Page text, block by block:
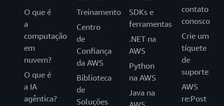
O que é
a
computação
em
nuvem?
O que é
a IA
agêntica?
Treinamento
Centro
de
Confiança
da AWS
Biblioteca
de
Soluções
SDKs e
ferramentas
.NET na
AWS
Python
na AWS
Java na
contato
conosco
Crie um
tíquete
de
suporte
AWS
re:Post